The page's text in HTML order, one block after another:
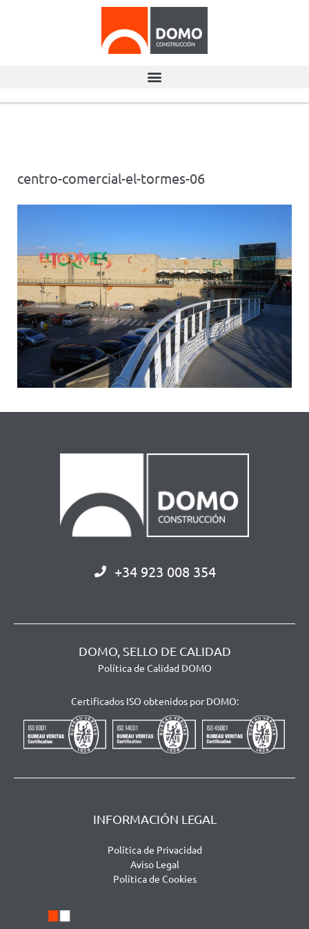
centro-comercial-el-tormes-06
+34 923 008 354
DOMO, SELLO DE CALIDAD
Política de Calidad DOMO
Certificados ISO obtenidos por DOMO:
INFORMACIÓN LEGAL
Política de Privacidad
Aviso Legal
Política de Cookies